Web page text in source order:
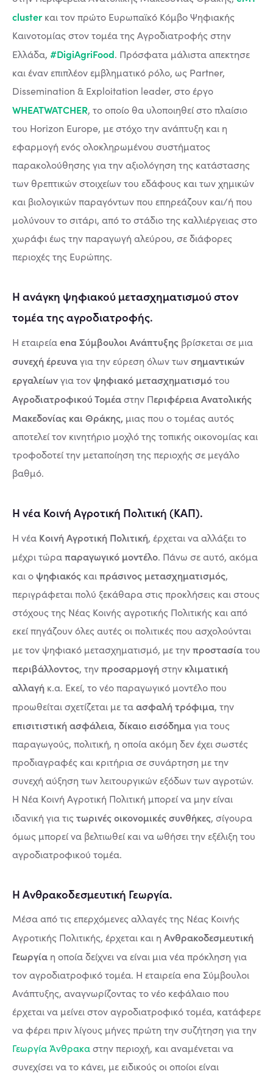
cluster και τον πρώτο Ευρωπαϊκό Κόμβο Ψηφιακής
Καινοτομίας στον τομέα της Αγροδιατροφής στην
Ελλάδα, #DigiAgriFood. Πρόσφατα μάλιστα απεκτησε
και έναν επιπλέον εμβληματικό ρόλο, ως Partner,
Dissemination & Exploitation leader, στο έργο
WHEATWATCHER, το οποίο θα υλοποιηθεί στο πλαίσιο
του Horizon Europe, με στόχο την ανάπτυξη και η
εφαρμογή ενός ολοκληρωμένου συστήματος
παρακολούθησης για την αξιολόγηση της κατάστασης
των θρεπτικών στοιχείων του εδάφους και των χημικών
και βιολογικών παραγόντων που επηρεάζουν και/ή που
μολύνουν το σιτάρι, από το στάδιο της καλλιέργειας στο
χωράφι έως την παραγωγή αλεύρου, σε διάφορες
περιοχές της Ευρώπης.
Η ανάγκη ψηφιακού μετασχηματισμού στον
τομέα της αγροδιατροφής.
Η εταιρείαena Σύμβουλοι Ανάπτυξης βρίσκεται σε μια
συνεχή έρευναγια την εύρεση όλων τωνσημαντικών
εργαλείωνγια τονψηφιακό μετασχηματισμότου
Αγροδιατροφικού Τομέαστην Περιφέρεια Ανατολικής
Μακεδονίας και Θράκης, μιας που ο τομέας αυτός
αποτελεί τον κινητήριο μοχλό της τοπικής οικονομίας και
τροφοδοτεί την μεταποίηση της περιοχής σε μεγάλο
βαθμό.
Η νέα Κοινή Αγροτική Πολιτική (ΚΑΠ).
Η νέα Κοινή Αγροτική Πολιτική, έρχεται να αλλάξει το
μέχρι τώραπαραγωγικό μοντέλο. Πάνω σε αυτό, ακόμα
και οψηφιακός καιπράσινος μετασχηματισμός,
περιγράφεται πολύ ξεκάθαρα στις προκλήσεις και στους
στόχους της Νέας Κοινής αγροτικής Πολιτικής και από
εκεί πηγάζουν όλες αυτές οι πολιτικές που ασχολούνται
με τον ψηφιακό μετασχηματισμό, με τηνπροστασίατου
περιβάλλοντος, τηνπροσαρμογήστην κλιματική
αλλαγή κ.α. Εκεί, το νέο παραγωγικό μοντέλο που
προωθείται σχετίζεται με ταασφαλή τρόφιμα, την
επισιτιστική ασφάλεια, δίκαιο εισόδημαγια τους
παραγωγούς, πολιτική, η οποία ακόμη δεν έχει σωστές
προδιαγραφές και κριτήρια σε συνάρτηση με την
συνεχή αύξηση των λειτουργικών εξόδων των αγροτών.
Η Νέα Κοινή Αγροτική Πολιτική μπορεί να μην είναι
ιδανική για τιςτωρινές οικονομικές συνθήκες, σίγουρα
όμως μπορεί να βελτιωθεί και να ωθήσει την εξέλιξη του
αγροδιατροφικού τομέα.
Η Ανθρακοδεσμευτική Γεωργία.
Μέσα από τις επερχόμενες αλλαγές της Νέας Κοινής
Αγροτικής Πολιτικής, έρχεται και η Ανθρακοδεσμευτική
Γεωργία η οποία δείχνει να είναι μια νέα πρόκληση για
τον αγροδιατροφικό τομέα. Η εταιρεία ena Σύμβουλοι
Ανάπτυξης, αναγνωρίζοντας το νέο κεφάλαιο που
έρχεται να μείνει στον αγροδιατροφικό τομέα, κατάφερε
να φέρει πριν λίγους μήνες πρώτη την συζήτηση για την
Γεωργία Άνθρακαστην περιοχή, και αναμένεται να
συνεχίσει να το κάνει, με ειδικούς οι οποίοι είναι